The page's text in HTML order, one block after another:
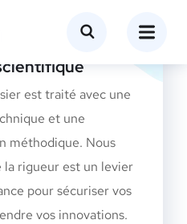
est traité avec une
et une
méthodique. Nous
la rigueur est un levier
pour sécuriser vos
vos innovations.